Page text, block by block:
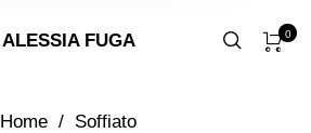
ALESSIA FUGA 0
Home / Soffiato